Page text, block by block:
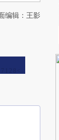
编辑：王影